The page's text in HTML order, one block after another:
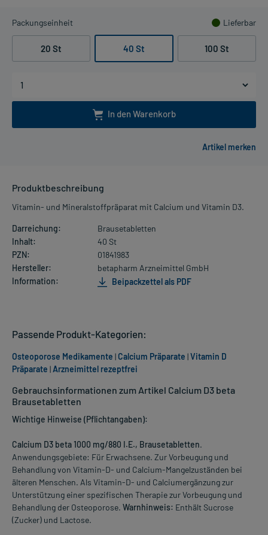
Packungseinheit Lieferbar
20 St 40 St 100 St
In den Warenkorb
Produktbeschreibung
Vitamin- und Mineralstoffpräparat mit Calcium und Vitamin D3.
Darreichung:
Brausetabletten
Inhalt:
40 St
PZN:
01841983
Hersteller:
betapharm Arzneimittel GmbH
Information:
Beipackzettel als PDF
Gebrauchsinformationen zum Artikel Calcium D3 beta
Brausetabletten
Wichtige Hinweise (Pflichtangaben):
Calcium D3 beta 1000 mg/880 I.E., Brausetabletten.
Anwendungsgebiete: Für Erwachsene. Zur Vorbeugung und
Behandlung von Vitamin-D- und Calcium-Mangelzuständen bei
älteren Menschen. Als Vitamin-D- und Calciumergänzung zur
Unterstützung einer spezifischen Therapie zur Vorbeugung und
Behandlung der Osteoporose. Warnhinweis: Enthält Sucrose
(Zucker) und Lactose.
Passende Produkt-Kategorien:
Osteoporose Medikamente |Calcium Präparate |Vitamin D
Präparate |Arzneimittel rezeptfrei